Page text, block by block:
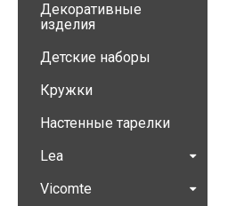
Декоративные
изделия
Детские наборы
Кружки
Настенные тарелки
Lea
Vicomte